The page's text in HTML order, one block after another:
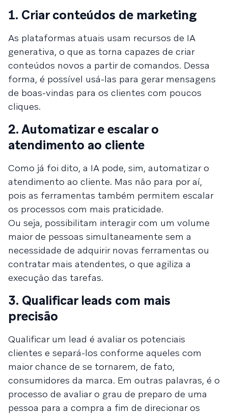
1. Criar conteúdos de marketing
As plataformas atuais usam recursos de IA
generativa, o que as torna capazes de criar
conteúdos novos a partir de comandos. Dessa
forma, é possível usá-las para gerar mensagens
de boas-vindas para os clientes com poucos
cliques.
2. Automatizar e escalar o
atendimento ao cliente
Como já foi dito, a IA pode, sim, automatizar o
atendimento ao cliente. Mas não para por aí,
pois as ferramentas também permitem escalar
os processos com mais praticidade.
Ou seja, possibilitam interagir com um volume
maior de pessoas simultaneamente sem a
necessidade de adquirir novas ferramentas ou
contratar mais atendentes, o que agiliza a
execução das tarefas.
3. Qualificar leads com mais
precisão
Qualificar um lead é avaliar os potenciais
clientes e separá-los conforme aqueles com
maior chance de se tornarem, de fato,
consumidores da marca. Em outras palavras, é o
processo de avaliar o grau de preparo de uma
pessoa para a compra a fim de direcionar os